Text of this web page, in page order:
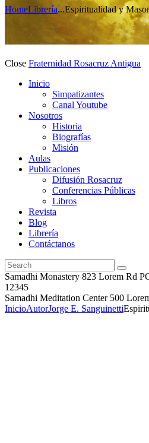
HomeLibrería...Espiritualidad y
Close Fraternidad Rosacruz Antigua
Inicio
Simpatizantes
Canal Youtube
Nosotros
Historia
Biografías
Misión
Aulas
Publicaciones
Difusión Rosacruz
Conferencias Públicas
Libros
Revista
Blog
Librería
Contáctanos
Samadhi Monastery 823 Lorem Rd
12345
Samadhi Meditation Center 500
InicioAutorJorge E. Sanguinetti